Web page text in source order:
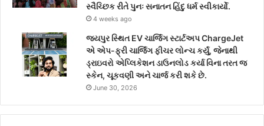
સ્વૈચ્છિક રીતે પુનઃ સનાતન હિંદુ ધર્મ સ્વીકાર્યો.
4 weeks ago
જયપુર સ્થિત EV ચાર્જિંગ સ્ટાર્ટઅપ ChargeJet
એ એપ-ફ્રી ચાર્જિંગ ફીચર લોન્ચ કર્યું, જેનાથી
ડ્રાઇવરો એપ્લિકેશન ડાઉનલોડ કર્યા વિના તરત જ
સ્કેન, ચૂકવણી અને ચાર્જ કરી શકે છે.
June 30, 2026